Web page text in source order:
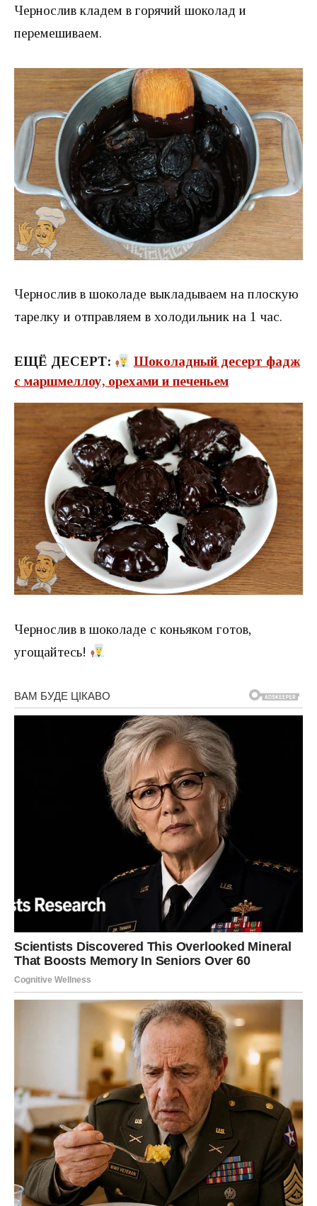
Чернослив кладем в горячий шоколад и
перемешиваем.
Чернослив в шоколаде выкладываем на плоскую
тарелку и отправляем в холодильник на 1 час.
ЕЩЁ ДЕСЕРТ:
Шоколадный десерт фадж
с маршмеллоу, орехами и печеньем
Чернослив в шоколаде с коньяком готов,
угощайтесь!